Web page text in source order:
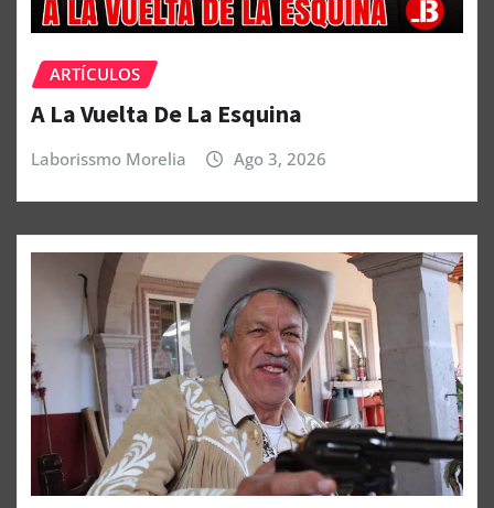
ARTÍCULOS
A La Vuelta De La Esquina
Laborissmo Morelia Ago 3, 2026